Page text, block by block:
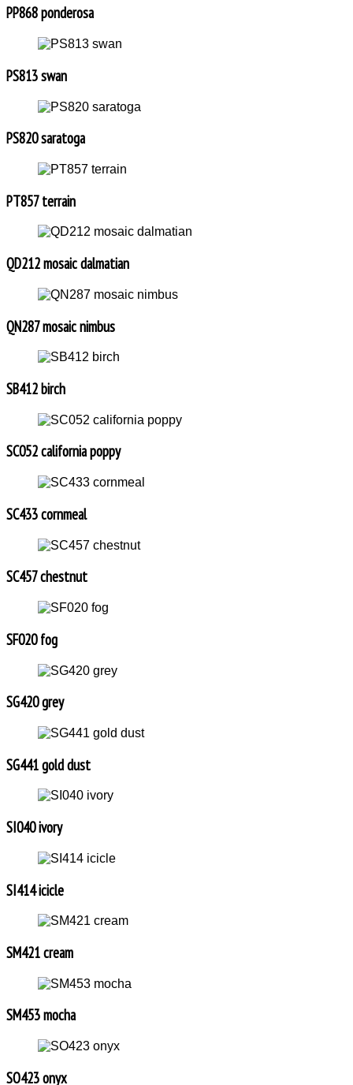
PP868 ponderosa
PS813 swan
PS820 saratoga
PT857 terrain
QD212 mosaic dalmatian
QN287 mosaic nimbus
SB412 birch
SC052 california poppy
SC433 cornmeal
SC457 chestnut
SF020 fog
SG420 grey
SG441 gold dust
SI040 ivory
SI414 icicle
SM421 cream
SM453 mocha
SO423 onyx